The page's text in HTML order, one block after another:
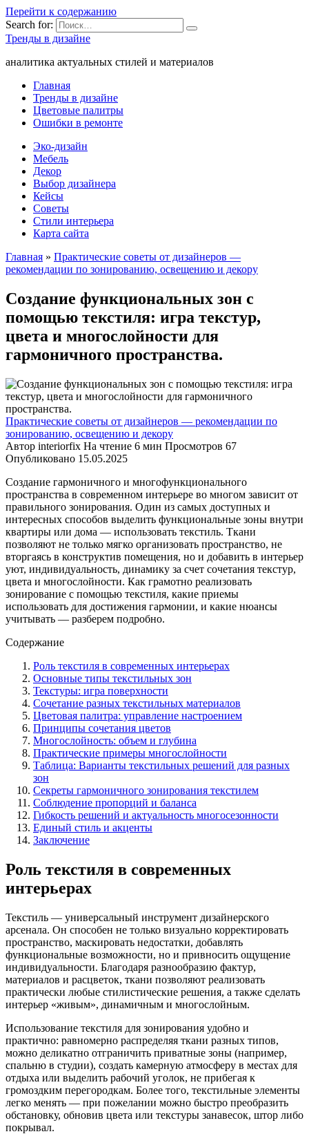
Перейти к содержанию
Search for:
Тренды в дизайне
аналитика актуальных стилей и материалов
Главная
Тренды в дизайне
Цветовые палитры
Ошибки в ремонте
Эко-дизайн
Мебель
Декор
Выбор дизайнера
Кейсы
Советы
Стили интерьера
Карта сайта
Главная » Практические советы от дизайнеров —
рекомендации по зонированию, освещению и декору
Создание функциональных зон с
помощью текстиля: игра текстур,
цвета и многослойности для
гармоничного пространства.
Практические советы от дизайнеров — рекомендации по
зонированию, освещению и декору
Автор interiorfix На чтение 6 мин Просмотров 67
Опубликовано 15.05.2025
Создание гармоничного и многофункционального
пространства в современном интерьере во многом зависит от
правильного зонирования. Один из самых доступных и
интересных способов выделить функциональные зоны внутри
квартиры или дома — использовать текстиль. Ткани
позволяют не только мягко организовать пространство, не
вторгаясь в конструктив помещения, но и добавить в интерьер
уют, индивидуальность, динамику за счет сочетания текстур,
цвета и многослойности. Как грамотно реализовать
зонирование с помощью текстиля, какие приемы
использовать для достижения гармонии, и какие нюансы
учитывать — разберем подробно.
Содержание
Роль текстиля в современных интерьерах
Основные типы текстильных зон
Текстуры: игра поверхности
Сочетание разных текстильных материалов
Цветовая палитра: управление настроением
Принципы сочетания цветов
Многослойность: объем и глубина
Практические примеры многослойности
Таблица: Варианты текстильных решений для разных
зон
Секреты гармоничного зонирования текстилем
Соблюдение пропорций и баланса
Гибкость решений и актуальность многосезонности
Единый стиль и акценты
Заключение
Роль текстиля в современных
интерьерах
Текстиль — универсальный инструмент дизайнерского
арсенала. Он способен не только визуально корректировать
пространство, маскировать недостатки, добавлять
функциональные возможности, но и привносить ощущение
индивидуальности. Благодаря разнообразию фактур,
материалов и расцветок, ткани позволяют реализовать
практически любые стилистические решения, а также сделать
интерьер «живым», динамичным и многослойным.
Использование текстиля для зонирования удобно и
практично: равномерно распределяя ткани разных типов,
можно деликатно отграничить приватные зоны (например,
спальню в студии), создать камерную атмосферу в местах для
отдыха или выделить рабочий уголок, не прибегая к
громоздким перегородкам. Более того, текстильные элементы
легко менять — при пожелании можно быстро преобразить
обстановку, обновив цвета или текстуры занавесок, штор либо
покрывал.